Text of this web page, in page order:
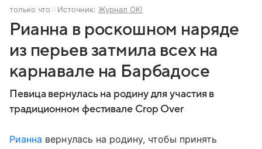
только что Источник: Журнал OK!
Рианна в роскошном наряде
из перьев затмила всех на
карнавале на Барбадосе
Певица вернулась на родину для участия в
традиционном фестивале Crop Over
Рианна вернулась на родину, чтобы принять